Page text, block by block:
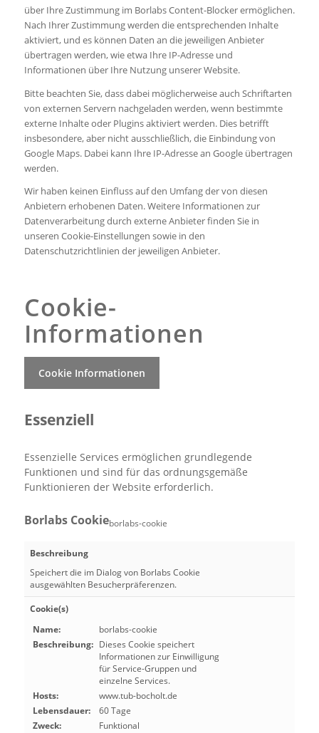
über Ihre Zustimmung im Borlabs Content-Blocker ermöglichen.
Nach Ihrer Zustimmung werden die entsprechenden Inhalte
aktiviert, und es können Daten an die jeweiligen Anbieter
übertragen werden, wie etwa Ihre IP-Adresse und
Informationen über Ihre Nutzung unserer Website.
Bitte beachten Sie, dass dabei möglicherweise auch Schriftarten
von externen Servern nachgeladen werden, wenn bestimmte
externe Inhalte oder Plugins aktiviert werden. Dies betrifft
insbesondere, aber nicht ausschließlich, die Einbindung von
Google Maps. Dabei kann Ihre IP-Adresse an Google übertragen
werden.
Wir haben keinen Einfluss auf den Umfang der von diesen
Anbietern erhobenen Daten. Weitere Informationen zur
Datenverarbeitung durch externe Anbieter finden Sie in
unseren Cookie-Einstellungen sowie in den
Datenschutzrichtlinien der jeweiligen Anbieter.
Cookie-
Informationen
Cookie Informationen
Essenziell
Essenzielle Services ermöglichen grundlegende
Funktionen und sind für das ordnungsgemäße
Funktionieren der Website erforderlich.
Borlabs Cookieborlabs-cookie
Beschreibung
Speichert die im Dialog von Borlabs Cookie
ausgewählten Besucherpräferenzen.
Cookie(s)
Name:
borlabs-cookie
Beschreibung: Dieses Cookie speichert
Informationen zur Einwilligung
für Service-Gruppen und
einzelne Services.
Hosts:
www.tub-bocholt.de
Lebensdauer:
60 Tage
Zweck:
Funktional